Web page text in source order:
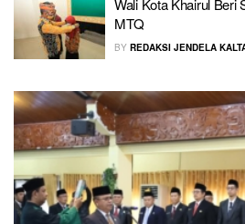
MTQ
BY REDAKSI JENDELA